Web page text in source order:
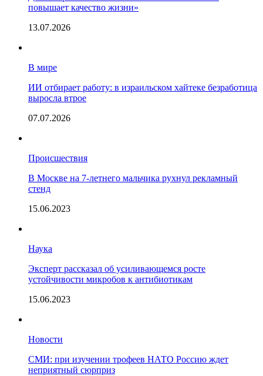
повышает качество жизни»
13.07.2026
В мире
ИИ отбирает работу: в израильском хайтеке безработица
выросла втрое
07.07.2026
Происшествия
В Москве на 7-летнего мальчика рухнул рекламный
стенд
15.06.2023
Наука
Эксперт рассказал об усиливающемся росте
устойчивости микробов к антибиотикам
15.06.2023
Новости
СМИ: при изучении трофеев НАТО Россию ждет
неприятный сюрприз